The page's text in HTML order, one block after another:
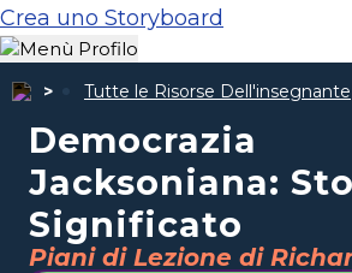
Crea uno Storyboard
Tutte le Risorse Dell'insegnante
Democrazia
Jacksoniana:
Significato
Piani di Lezione di